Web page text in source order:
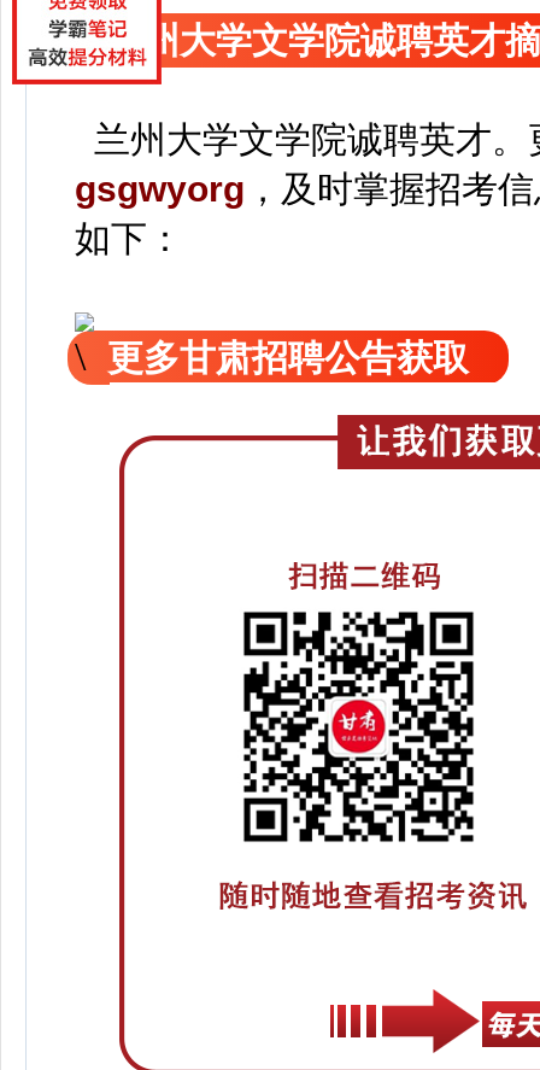
兰州大学文学院诚聘英才
兰州大学文学院诚聘英才。
gsgwyorg ， 及时掌握招考
如下：
更多甘肃招聘公告获取